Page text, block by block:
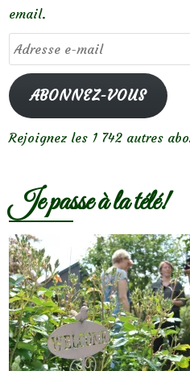
email.
Adresse
e-
mailABONNEZ-VOUS
Rejoignez les 1 742 autres
Je passe à la télé!